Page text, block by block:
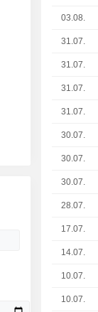
03.08.
31.07.
31.07.
31.07.
31.07.
30.07.
30.07.
30.07.
28.07.
17.07.
14.07.
10.07.
10.07.